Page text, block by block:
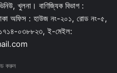
খুলনা। বাণিজ্যিক বিভাগ :
অফিস : হাউজ নং-২০১, রোড নং-৫,
০৩৮৮২৩, ই-মেইল:
করুন